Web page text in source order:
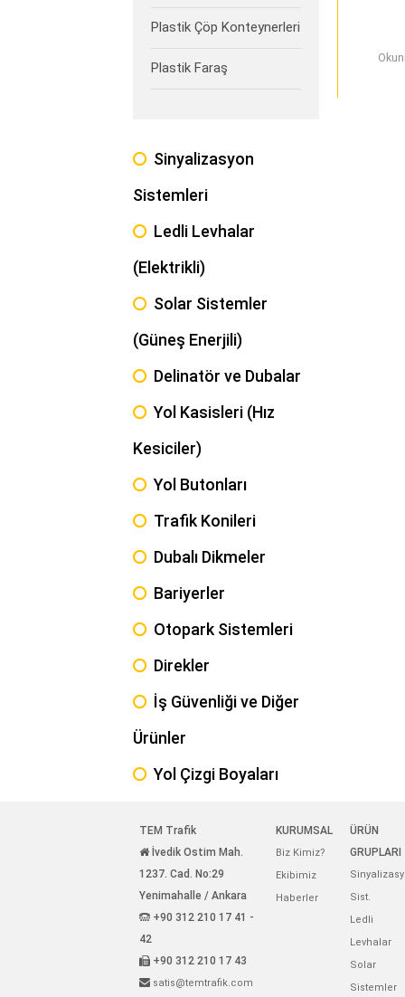
Plastik Çöp Konteynerleri
Plastik Faraş
Sinyalizasyon
Sistemleri
Ledli Levhalar
(Elektrikli)
Solar Sistemler
(Güneş Enerjili)
Delinatör ve Dubalar
Yol Kasisleri (Hız
Kesiciler)
Yol Butonları
Trafik Konileri
Dubalı Dikmeler
Bariyerler
Otopark Sistemleri
Direkler
İş Güvenliği ve Diğer
Ürünler
Yol Çizgi Boyaları
TEM Trafik
İvedik Ostim Mah.
1237. Cad. No:29
Yenimahalle / Ankara
+90 312 210 17 41 -
42
+90 312 210 17 43
satis@temtrafik.com
KURUMSAL
Biz Kimiz?
Ekibimiz
Haberler
ÜRÜN
GRUPLARI
Sist.
Ledli
Levhalar
Solar
Sistemler